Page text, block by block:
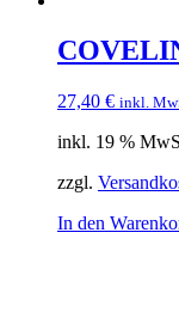
27,40 € inkl.
inkl. 19 %
zzgl.
In den